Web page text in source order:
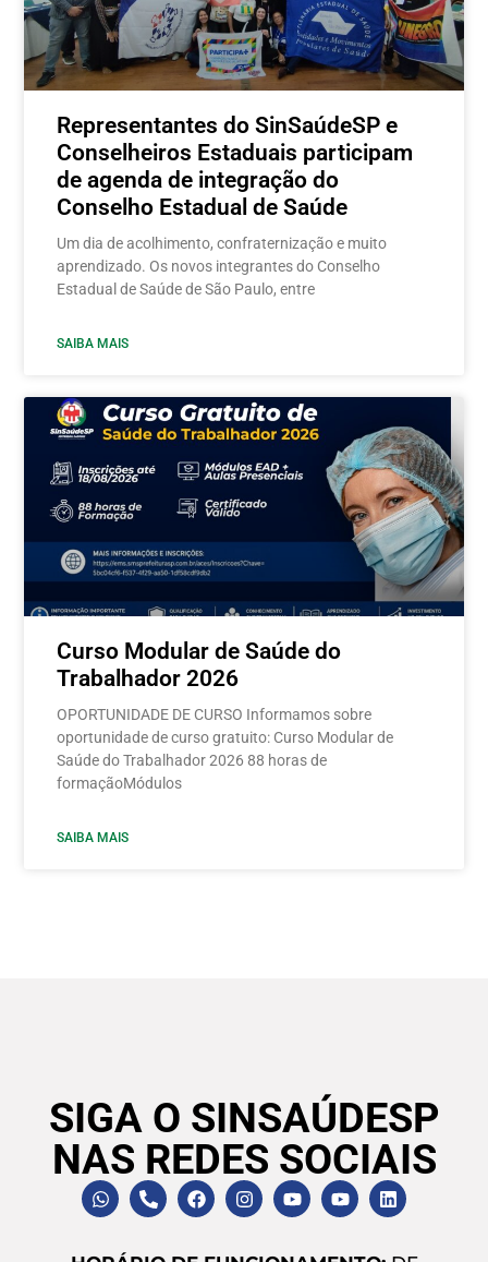
Representantes do SinSaúdeSP e
Conselheiros Estaduais participam
de agenda de integração do
Conselho Estadual de Saúde
Um dia de acolhimento, confraternização e muito
aprendizado. Os novos integrantes do Conselho
Estadual de Saúde de São Paulo, entre
SAIBA MAIS
Curso Modular de Saúde do
Trabalhador 2026
OPORTUNIDADE DE CURSO Informamos sobre
oportunidade de curso gratuito: Curso Modular de
Saúde do Trabalhador 2026 88 horas de
formaçãoMódulos
SAIBA MAIS
SIGA O SINSAÚDESP
NAS REDES SOCIAIS